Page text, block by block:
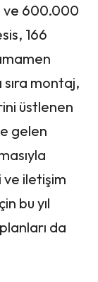
ve 600.000
166
montaj,
üstlenen
gelen
ve iletişim
bu yıl
da